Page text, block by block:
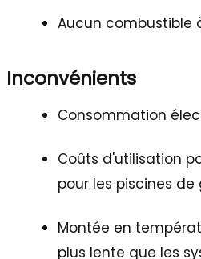
Aucun combustible
Inconvénients
Consommation
Coûts d'utilisation
pour les piscines
Montée en
plus lente que les